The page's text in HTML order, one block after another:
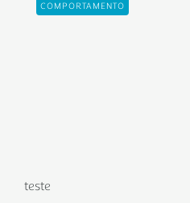
COMPORTAMENTO
teste